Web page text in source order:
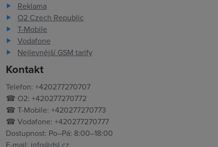
Reklama
O2 Czech Republic
T-Mobile
Vodafone
Nejlevnější GSM tarify
Kontakt
Telefon: +420277270707
☎ O2: +420277270772
☎ T-Mobile: +420277270773
☎ Vodafone: +420277270777
Dostupnost: Po–Pá: 8:00–18:00
E-mail: info@dsl.cz